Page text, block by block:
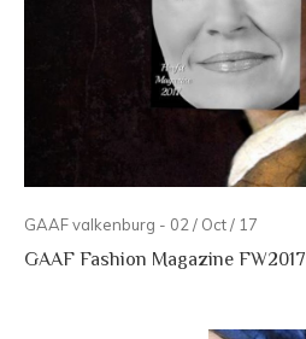
GAAF valkenburg - 02 / Oct / 17
GAAF Fashion Magazine FW2017